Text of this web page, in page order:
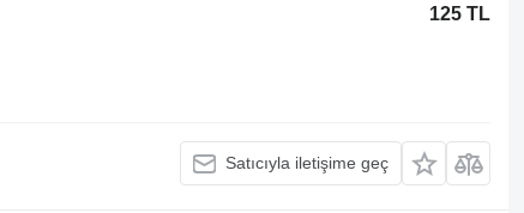
125 TL
Satıcıyla iletişime geç